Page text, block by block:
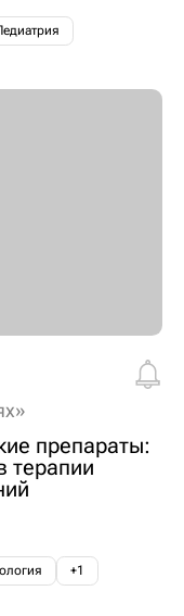
препараты:
терапии
+1